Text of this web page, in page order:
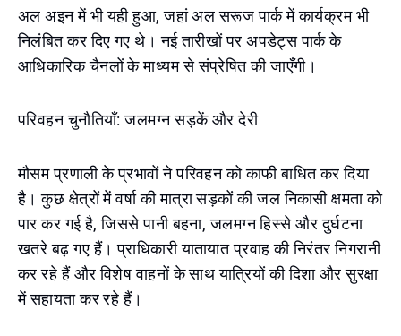
अल अइन में भी यही हुआ, जहां अल सरूज पार्क में कार्यक्रम भी
निलंबित कर दिए गए थे। नई तारीखों पर अपडेट्स पार्क के
आधिकारिक चैनलों के माध्यम से संप्रेषित की जाएँगी।
परिवहन चुनौतियाँ: जलमग्न सड़कें और देरी
मौसम प्रणाली के प्रभावों ने परिवहन को काफी बाधित कर दिया
है। कुछ क्षेत्रों में वर्षा की मात्रा सड़कों की जल निकासी क्षमता को
पार कर गई है, जिससे पानी बहना, जलमग्न हिस्से और दुर्घटना
खतरे बढ़ गए हैं। प्राधिकारी यातायात प्रवाह की निरंतर निगरानी
कर रहे हैं और विशेष वाहनों के साथ यात्रियों की दिशा और सुरक्षा
में सहायता कर रहे हैं।